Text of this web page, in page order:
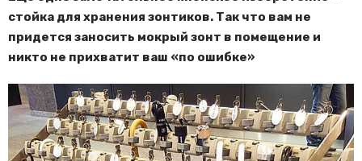
стойка для хранения зонтиков. Так что вам не
придется заносить мокрый зонт в помещение и
никто не прихватит ваш «по ошибке»